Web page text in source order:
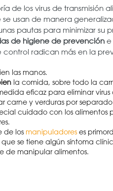
de los virus de transmisión
usan de manera
pautas para minimizar su
de higiene de prevención e
control radican más en la
las manos.
la comida, sobre todo la
eficaz para eliminar
carne y verduras por
cuidado con los alimentos
de los manipuladores es
que se tiene algún síntoma
de manipular alimentos.